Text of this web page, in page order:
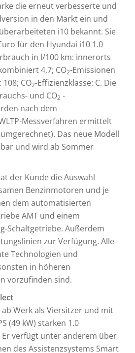
die erneut verbesserte und
in den Markt ein und
i10 bekannt. Sie
für den Hyundai i10 1.0
in l/100 km: innerorts
4,7; CO2-Emissionen
CO2-Effizienzklasse: C. Die
und CO2 -
nach dem
Messverfahren ermittelt
Das neue Modell
und wird ab Sommer
der Kunde die Auswahl
Benzinmotoren und je
dem automatisierten
AMT und einem
Schaltgetriebe. Außerdem
zur Verfügung. Alle
Technologien und
in höheren
vorzufinden sind.
Werk als Viersitzer und mit
(49 kW) starken 1.0
verfügt unter anderem über
des Assistenzsystems Smart